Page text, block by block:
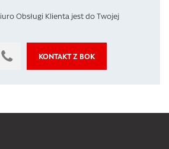
Obsługi Klienta jest do Twojej
KONTAKT Z BOK